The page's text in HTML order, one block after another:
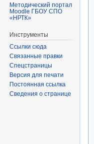
Методический портал
Moodle ГБОУ СПО
«НРТК»
Инструменты
Ссылки сюда
Связанные правки
Спецстраницы
Версия для печати
Постоянная ссылка
Сведения о странице